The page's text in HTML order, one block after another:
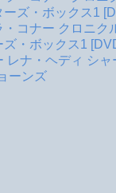
コナー クロニク
・ボックス1
レナ・ヘディ シ
ーンズ